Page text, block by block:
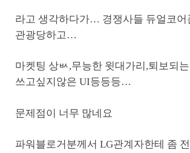
라고 생각하다가… 경쟁사들 듀얼코어
관광당하고…
마켓팅 상ㅄ,무능한 윗대가리,퇴보되
쓰고싶지않은 UI등등등…
문제점이 너무 많네요
파워블로거분께서 LG관계자한테 좀